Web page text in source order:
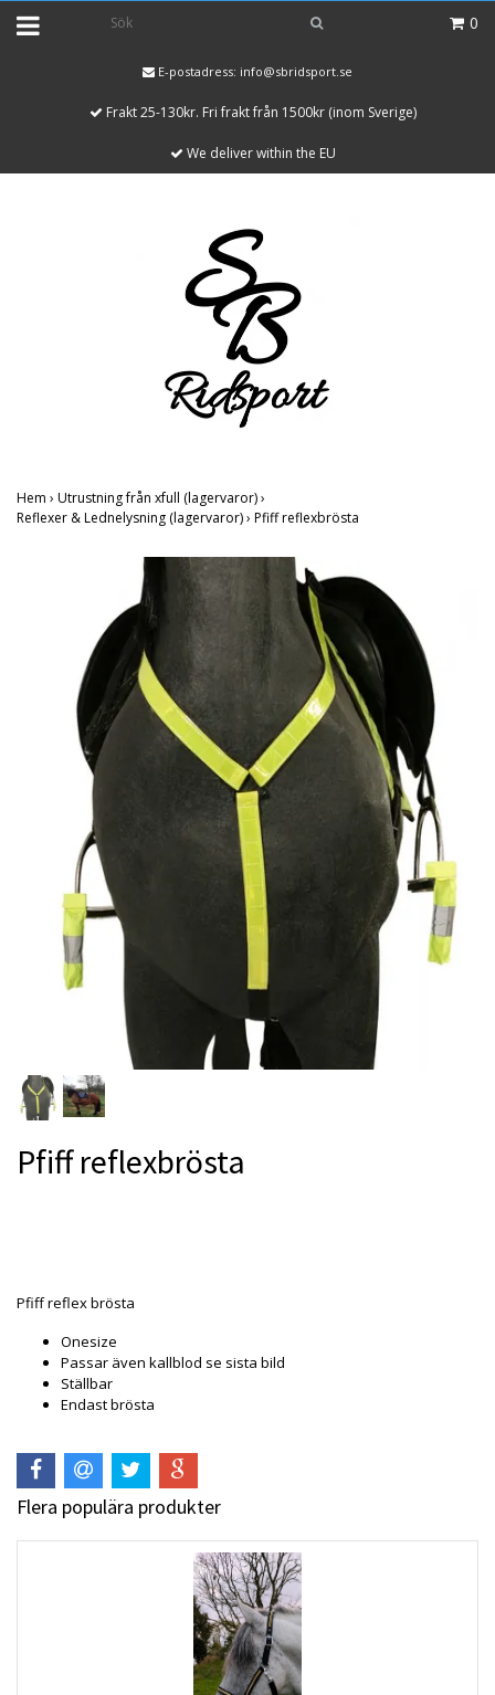
0
E-postadress: info@sbridsport.se
Frakt 25-130kr. Fri frakt från 1500kr (inom Sverige)
We deliver within the EU
Hem › Utrustning från xfull (lagervaror)›
Reflexer & Lednelysning (lagervaror)› Pfiff reflexbrösta
Pfiff reflexbrösta
Pfiff reflex brösta
Onesize
Passar även kallblod se sista bild
Ställbar
Endast brösta
Flera populära produkter